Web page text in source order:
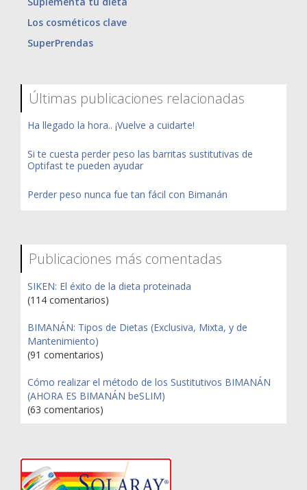
Los cosméticos clave
SuperPrendas
Últimas publicaciones relacionadas
Ha llegado la hora.. ¡Vuelve a cuidarte!
Si te cuesta perder peso las barritas sustitutivas de
Optifast te pueden ayudar
Perder peso nunca fue tan fácil con Bimanán
Publicaciones más comentadas
SIKEN: El éxito de la dieta proteinada
(114 comentarios)
BIMANÁN: Tipos de Dietas (Exclusiva, Mixta, y de
Mantenimiento)
(91 comentarios)
Cómo realizar el método de los Sustitutivos BIMANÁN
(AHORA ES BIMANÁN beSLIM)
(63 comentarios)